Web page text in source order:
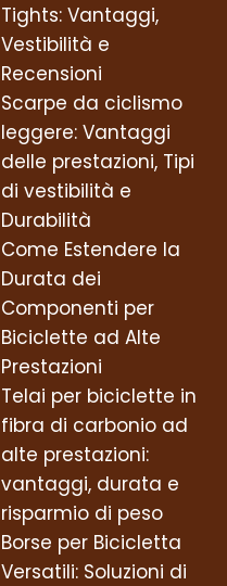
Tights: Vantaggi,
Vestibilità e
Recensioni
Scarpe da ciclismo
leggere: Vantaggi
delle prestazioni, Tipi
di vestibilità e
Durabilità
Come Estendere la
Durata dei
Componenti per
Biciclette ad Alte
Prestazioni
Telai per biciclette in
fibra di carbonio ad
alte prestazioni:
vantaggi, durata e
risparmio di peso
Borse per Bicicletta
Versatili: Soluzioni di